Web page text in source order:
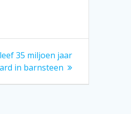
35 miljoen jaar
in barnsteen